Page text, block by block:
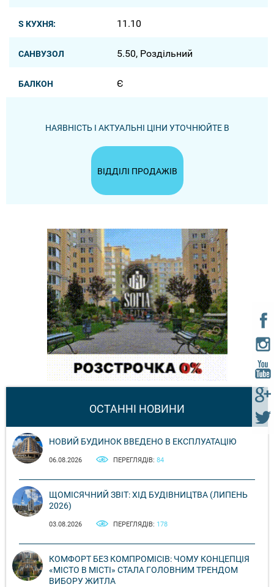
S КУХНЯ: 11.10
САНВУЗОЛ 5.50, Роздільний
БАЛКОН Є
НАЯВНІСТЬ І АКТУАЛЬНІ ЦІНИ УТОЧНЮЙТЕ В
ВІДДІЛІ ПРОДАЖІВ
ОСТАННІ НОВИНИ
НОВИЙ БУДИНОК ВВЕДЕНО В ЕКСПЛУАТАЦІЮ
06.08.2026 ПЕРЕГЛЯДІВ: 84
ЩОМІСЯЧНИЙ ЗВІТ: ХІД БУДІВНИЦТВА (ЛИПЕНЬ
2026)
03.08.2026 ПЕРЕГЛЯДІВ: 178
КОМФОРТ БЕЗ КОМПРОМІСІВ: ЧОМУ КОНЦЕПЦІЯ
«МІСТО В МІСТІ» СТАЛА ГОЛОВНИМ ТРЕНДОМ
ВИБОРУ ЖИТЛА